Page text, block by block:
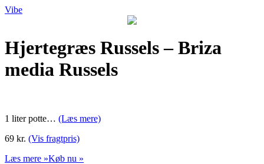
Vibe
Hjertegræs Russels – Briza
media Russels
1 liter potte… (Læs mere)
69 kr. (Vis fragtpris)
Læs mere »Køb nu »